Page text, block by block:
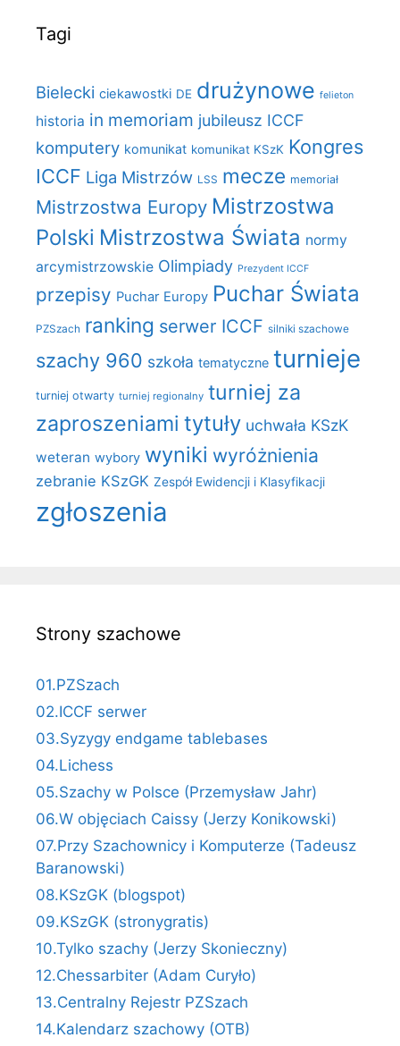
Tagi
Bielecki ciekawostki DE drużynowe felieton
historia in memoriam jubileusz ICCF
komputery komunikat komunikat KSzK Kongres
ICCF Liga Mistrzów LSS mecze memoriał
Mistrzostwa Europy Mistrzostwa
Polski Mistrzostwa Świata normy
arcymistrzowskie Olimpiady Prezydent ICCF
przepisy Puchar Europy Puchar Świata
PZSzach ranking serwer ICCF silniki szachowe
szachy 960 szkoła tematyczne turnieje
turniej otwarty turniej regionalny turniej za
zaproszeniami tytuły uchwała KSzK
weteran wybory wyniki wyróżnienia
zebranie KSzGK Zespół Ewidencji i Klasyfikacji
zgłoszenia
Strony szachowe
01.PZSzach
02.ICCF serwer
03.Syzygy endgame tablebases
04.Lichess
05.Szachy w Polsce (Przemysław Jahr)
06.W objęciach Caissy (Jerzy Konikowski)
07.Przy Szachownicy i Komputerze (Tadeusz
Baranowski)
08.KSzGK (blogspot)
09.KSzGK (stronygratis)
10.Tylko szachy (Jerzy Skonieczny)
12.Chessarbiter (Adam Curyło)
13.Centralny Rejestr PZSzach
14.Kalendarz szachowy (OTB)